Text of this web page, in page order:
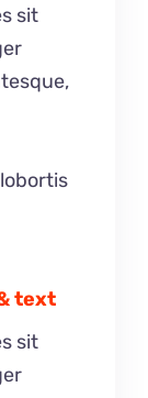
sit
text
sit